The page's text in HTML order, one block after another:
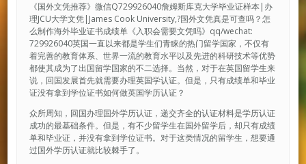
《国外文凭推荐》微信Q729926040詹姆斯库克大学毕业证样本|办
理JCU大学文凭|James Cook University,?国外文凭真是可查吗？怎
么制作海外毕业证书成绩单《入职会需要文凭吗》qq/wechat:
729926040英国一直以来都是学生们青睐的热门留学国家，不仅有
着完善的教育体系、世界一流的教育水平以及先进的科研技术等优势
都使其成为了出国留学国家的不二选择。当然，对于在英国留学生来
说，回国发展首先就需要办理英国学认证。但是，只有成绩单和毕业
证没有拿到学位证书如何做英国学历认证？
众所周知，回国办理国外学历认证，递交齐全的认证材料是学历认证
成功的最基础条件。但是，有不少留学生在国外留学后，却只有成绩
单和毕业证，并没有拿到学位证书。对于这类情况的留学生，想要通
过国外学历认证就比较棘手了。